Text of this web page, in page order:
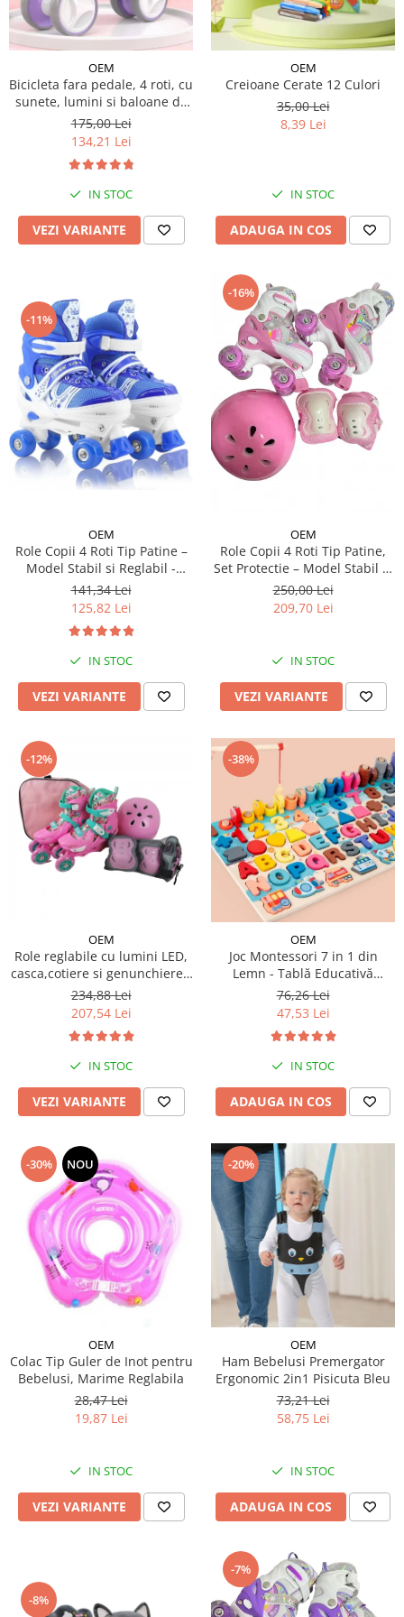
OEM
Bicicleta fara pedale, 4 roti, cu
sunete, lumini si baloane de
sapun
175,00 Lei
134,21 Lei
IN STOC
VEZI VARIANTE
OEM
Creioane Cerate 12 Culori
35,00 Lei
8,39 Lei
IN STOC
ADAUGA IN COS
-11%
OEM
Role Copii 4 Roti Tip Patine –
Model Stabil si Reglabil -
Albastru
141,34 Lei
125,82 Lei
IN STOC
VEZI VARIANTE
-16%
OEM
Role Copii 4 Roti Tip Patine,
Set Protectie – Model Stabil si
Reglabil - Roz
250,00 Lei
209,70 Lei
IN STOC
VEZI VARIANTE
-12%
OEM
Role reglabile cu lumini LED,
casca,cotiere si genunchiere -
Ursuletul vesel Panda
234,88 Lei
207,54 Lei
IN STOC
VEZI VARIANTE
-38%
OEM
Joc Montessori 7 in 1 din
Lemn - Tablă Educativă
Logaritmică
76,26 Lei
47,53 Lei
IN STOC
ADAUGA IN COS
-30% NOU
OEM
Colac Tip Guler de Inot pentru
Bebelusi, Marime Reglabila
28,47 Lei
19,87 Lei
IN STOC
VEZI VARIANTE
-20%
OEM
Ham Bebelusi Premergator
Ergonomic 2in1 Pisicuta Bleu
73,21 Lei
58,75 Lei
IN STOC
ADAUGA IN COS
-8%
-7%